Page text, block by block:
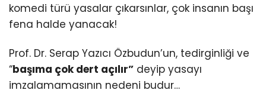
komedi türü yasalar çıkarsınlar, çok insanın başı
fena halde yanacak!
Prof. Dr. Serap Yazıcı Özbudun’un, tedirginliği ve
“başıma çok dert açılır” deyip yasayı
imzalamamasının nedeni budur…